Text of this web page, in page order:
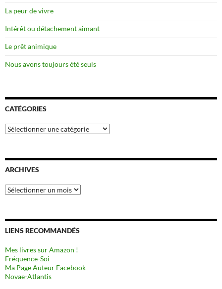
La peur de vivre
Intérêt ou détachement aimant
Le prêt animique
Nous avons toujours été seuls
CATÉGORIES
Catégories
ARCHIVES
Archives
LIENS RECOMMANDÉS
Mes livres sur Amazon !
Fréquence-Soi
Ma Page Auteur Facebook
Novae-Atlantis